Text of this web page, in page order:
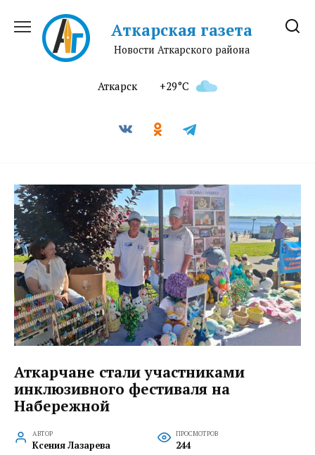
содержанию
Аткарская газета
Новости Аткарского района
Аткарск +29°C
Аткарчане стали участниками
инклюзивного фестиваля на
Набережной
АВТОР
Ксения Лазарева
ПРОСМОТРОВ
244